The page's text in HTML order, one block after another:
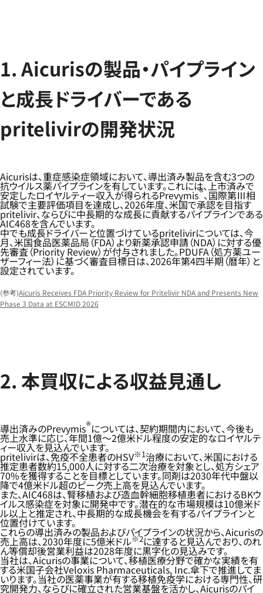
1. Aicurisの製品・パイプライン
と成長ドライバーである
pritelivirの開発状況
Aicurisは、重症感染症領域において、導出済み製品を含む3つの
抗ウイルス薬パイプラインを有しています。これには、上市済みで
安定したロイヤルティー収入が得られるPrevymis®、国際第Ⅲ相
試験で主要評価項目を達成し、2026年度、米国で承認を目指す
pritelivir、ならびに中長期的な成長に貢献するパイプラインである
AIC468を含んでいます。
中でも成長ドライバーと位置づけているpritelivirについては、今
月、米国食品医薬品局（FDA）より新薬承認申請（NDA）に対する優
先審査（Priority Review）が付与されました。PDUFA（処方薬ユー
ザーフィー法）に基づく審査目標日は、2026年第4四半期（暦年）と
設定されています。
(参考)Aicuris Receives FDA Priority Review for Pritelivir NDA and Presents New
Phase 3 Data at ESCMID 2026
2. 本買収による収益見通し
導出済みのPrevymis®については、契約期間内において、今後も
売上水準に応じ、年間1億～2億米ドル程度の安定的なロイヤルテ
ィー収入を見込んでいます。
pritelivirは、免疫不全患者のHSV※1治療において、米国における
推定患者数約15,000人に対する二次治療を対象とし、処方シェア
70%を獲得することを目標としています。同剤は2030年代中盤以
降で4億米ドル超のピーク売上高を見込んでいます。
また、AIC468は、腎移植および造血幹細胞移植患者におけるBKウ
イルス感染症を対象に開発中です。潜在的な市場規模は10億米ド
ル以上と推定され、中長期的な成長機会を有するパイプラインと
位置付けています。
これらの導出済みの製品およびパイプラインの状況から、Aicurisの
売上高は、2030年度に5億米ドル※2に達すると見込んでおり、のれ
ん等償却後営業利益は2028年度に黒字化の見込みです。
当社は、Aicurisの事業について、移植医療分野で確かな実績を有
する米国子会社Veloxis Pharmaceuticals, Inc.傘下で推進してま
いります。当社の医薬事業が有する移植免疫学における専門性、研
究開発力、ならびに確立された営業基盤を活かし、Aicurisのパイ